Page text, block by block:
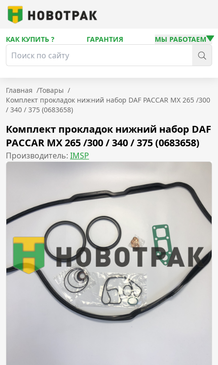
КАК КУПИТЬ ? ГАРАНТИЯ МЫ РАБОТАЕМ
Главная /Товары /
Комплект прокладок нижний набор DAF PACCAR MX 265 /300
/ 340 / 375 (0683658)
Комплект прокладок нижний набор DAF
PACCAR MX 265 /300 / 340 / 375 (0683658)
Производитель: IMSP